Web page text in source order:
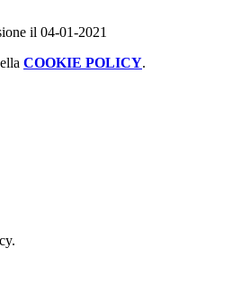
il 04-01-2021
COOKIE POLICY.